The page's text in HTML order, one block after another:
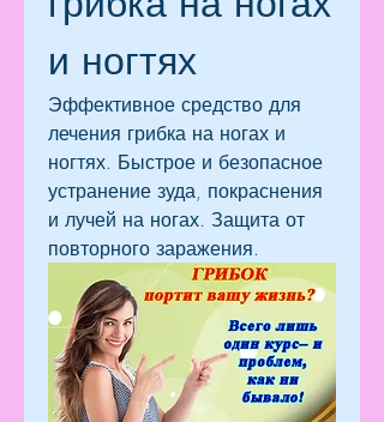
и ногтях
Эффективное средство для
лечения грибка на ногах и
ногтях. Быстрое и безопасное
устранение зуда, покраснения
и лучей на ногах. Защита от
повторного заражения.